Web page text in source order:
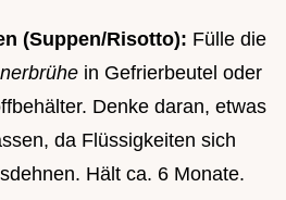
(Suppen/Risotto): Fülle die
in Gefrierbeutel oder
Denke daran, etwas
da Flüssigkeiten sich
Hält ca. 6 Monate.